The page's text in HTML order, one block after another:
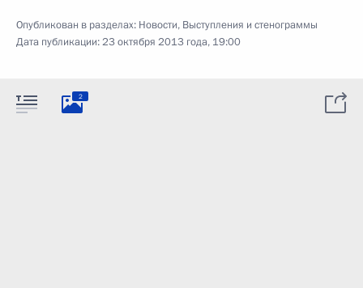
Опубликован в разделах: Новости, Выступления и стенограммы
Дата публикации:23 октября 2013 года, 19:00
2